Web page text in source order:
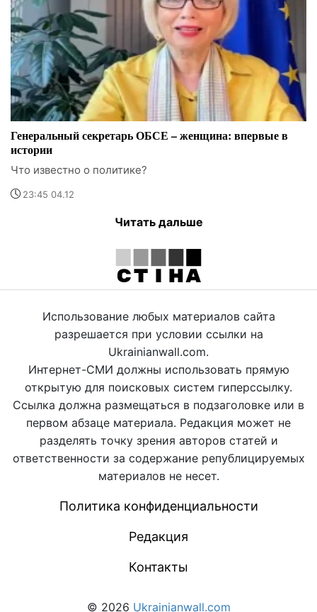
Генеральный секретарь ОБСЕ – женщина: впервые в
истории
Что известно о политике?
23:45 04.12
Читать дальше
Использование любых материалов сайта
разрешается при условии ссылки на
Ukrainianwall.com.
Интернет-СМИ должны использовать прямую
открытую для поисковых систем гиперссылку.
Ссылка должна размещаться в подзаголовке или в
первом абзаце материала. Редакция может не
разделять точку зрения авторов статей и
ответственности за содержание републицируемых
материалов не несет.
Политика конфиденциальности
Редакция
Контакты
© 2026 Ukrainianwall.com